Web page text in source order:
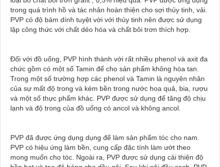
trong quá trình hồ và tác nhân hoàn thiện cho sợi thủy tinh, vải.
PVP có độ bám dính tuyệt vời với thủy tinh nên được sử dụng
lập công thức với chất dẻo hóa và chất bôi trơn thích hợp.
Đối với đồ uống, PVP hình thành với rất nhiều phenol và axit đa
chức gồm có một số Tamin để cho sản phẩm không hòa tan.
Trong một số trường hợp các phenol và Tamin là nguyên nhân
của sự mất độ trong và kém bền trong nước hoa quả, bia, rượu
và một số thực phẩm khác. PVP được sử dụng để tăng độ chịu
lạnh và độ trong của đồ uống có ancol và không ancol.
PVP đã được ứng dụng dụng để làm sản phẩm tóc cho nam.
PVP có hiệu ứng làm bền, cung cấp đặc tính làm ướt theo
mong muốn cho tóc. Ngoài ra, PVP được sử dụng cải thiện độ